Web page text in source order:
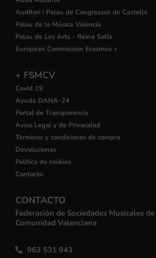
Auditori i Palau de Congressos de Castelló
Palau de la Música València
Palau de Les Arts - Reina Sofía
European Commission Erasmus +
+ FSMCV
Covid 19
Ayuda DANA-24
Portal de Transparencia
Aviso Legal y de Privacidad
Términos y condiciones de compra
Devoluciones
Política de cookies
Contacto
CONTACTO
Federación de Sociedades Musicales
Comunidad Valenciana
963 531 943